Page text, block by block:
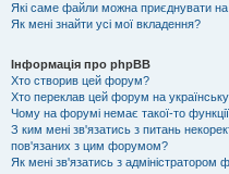
Які саме файли можна приєднувати
Як мені знайти усі мої вкладення?
Інформація про phpBB
Хто створив цей форум?
Хто переклав цей форум на
Чому на форумі немає такої-то
З ким мені зв'язатись з питань
пов'язаних з цим форумом?
Як мені зв'язатись з адміністратором